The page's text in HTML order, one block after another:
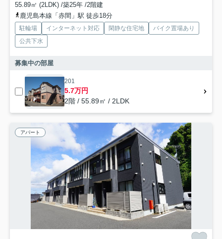
55.89㎡ (2LDK) /築25年 /2階建
鹿児島本線「赤間」駅 徒歩18分
駐輪場 インターネット対応 閑静な住宅地
バイク置場あり
公共下水
募集中の部屋
201
5.7万円
2階 / 55.89㎡ / 2LDK
アパート